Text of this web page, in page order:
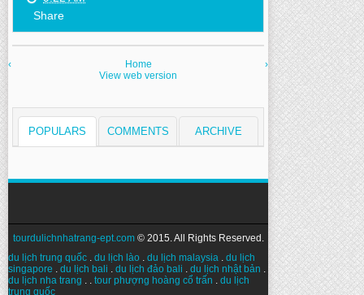
Share
‹ ›
Home
View web version
POPULARS COMMENTS ARCHIVE
tourdulichnhatrang-ept.com© 2015. All Rights Reserved.
du lịch trung quốc . du lịch lào . du lịch malaysia . du lịch
singapore . du lịch bali . du lịch đảo bali . du lịch nhật bản .
du lịch nha trang . . tour phượng hoàng cổ trấn . du lịch
trung quốc